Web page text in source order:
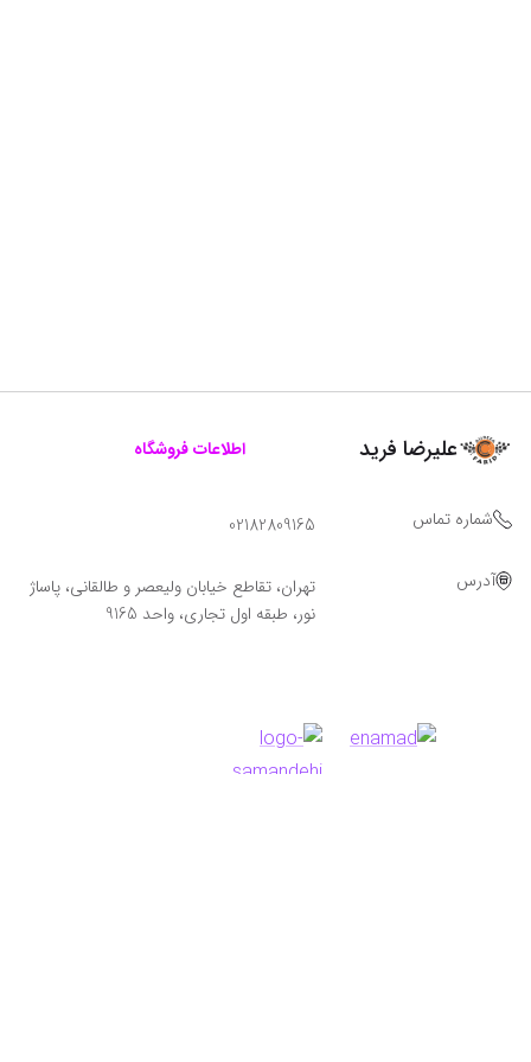
علیرضا فرید اطلاعات فروشگاه
شماره تماس 02182809165
آدرس
تهران، تقاطع خیابان ولیعصر و طالقانی، پاساژ
نور، طبقه اول تجاری، واحد 9165